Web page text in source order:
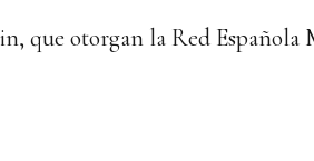
que otorgan la Red Española